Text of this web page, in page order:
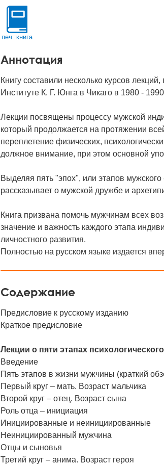
Кол-во стр
Год
Код
печ. книга
Аннотация
Книгу составили несколько курсов
Институте К. Г. Юнга в Чикаго в 1980 -
Лекции посвящены процессу мужской
который продолжается на протяжении
переплетение физических,
должное внимание, при этом основной
Выделяя пять "эпох", или этапов
рассказывает о мужской дружбе и
Книга призвана помочь мужчинам всех
значение и важность каждого этапа
личностного развития.
Полностью на русском языке издается
Содержание
Предисловие к русскому изданию
Краткое предисловие
Лекции о пяти этапах
Введение
Пять этапов в жизни мужчины (краткий
Первый круг – мать. Возраст мальчика
Второй круг – отец. Возраст сына
Роль отца – инициация
Инициированные и неинициированные
Неинициированный мужчина
Отцы и сыновья
Третий круг – анима. Возраст героя